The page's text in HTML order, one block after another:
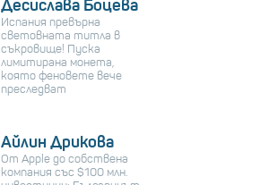
Десислава Боцева
Испания превърна
световната титла в
съкровище! Пуска
лимитирана монета,
която феновете вече
преследват
Айлин Дрикова
От Apple до собствена
компания със $100 млн.